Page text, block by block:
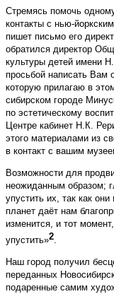
Стремясь помочь
контакты с нью-
пишет письмо его
обратился директор
культуры детей имени
просьбой написать
которую прилагаю в
сибирском городе
по эстетическому
Центре кабинет Н.К.
этого материалами из
в контакт с вашим
Возможности для
неожиданным образом;
упустить их, так как
планет даёт нам
изменится, и тот
упустить»2.
Наш город получил
переданных
подаренные самим